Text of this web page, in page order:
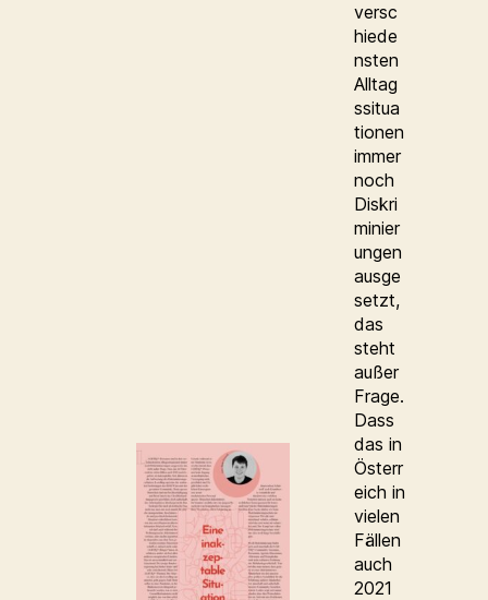
versc
hiede
nsten
Alltag
ssitua
tionen
immer
noch
Diskri
minier
ungen
ausge
setzt,
das
steht
außer
Frage.
Dass
das in
Österr
eich in
vielen
Fällen
auch
2021